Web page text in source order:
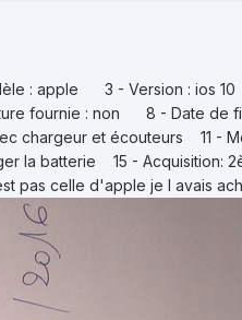
: apple 3 - Version : ios
fournie : non 8 - Date de
chargeur et écouteurs 11 -
la batterie 15 -
pas celle d'apple je l avais